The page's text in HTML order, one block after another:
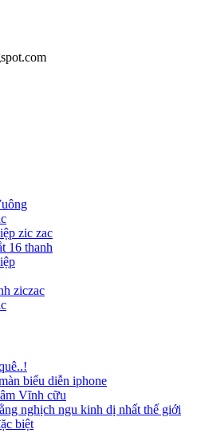
16 thanh
biểu diễn iphone
Vĩnh cữu
nghịch ngu kinh dị nhất thế giới
biệt